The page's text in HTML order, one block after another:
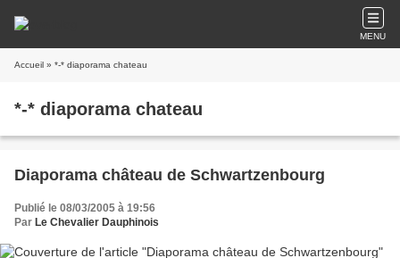
MENU
Accueil » *-* diaporama chateau
*-* diaporama chateau
Diaporama château de Schwartzenbourg
Publié le 08/03/2005 à 19:56
Par Le Chevalier Dauphinois